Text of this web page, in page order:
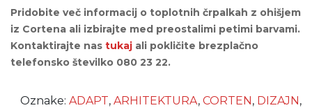
Pridobite več informacij o toplotnih črpalkah z ohišjem
iz Cortena ali izbirajte med preostalimi petimi barvami.
Kontaktirajte nas tukaj ali pokličite brezplačno
telefonsko številko 080 23 22.
Oznake: ADAPT, ARHITEKTURA, CORTEN, DIZAJN,